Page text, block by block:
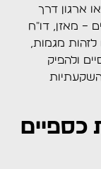
ארגון דרך
– מאזן, דו"ח
לזהות מגמות,
ולהפיק
כספיים